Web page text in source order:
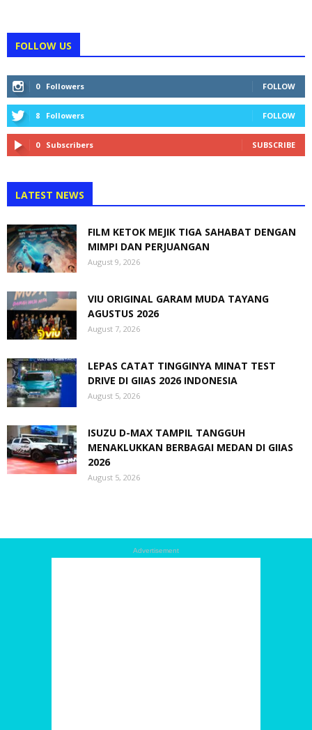
FOLLOW US
0 Followers FOLLOW
8 Followers FOLLOW
0 Subscribers SUBSCRIBE
LATEST NEWS
FILM KETOK MEJIK TIGA SAHABAT DENGAN
MIMPI DAN PERJUANGAN
August 9, 2026
VIU ORIGINAL GARAM MUDA TAYANG
AGUSTUS 2026
August 7, 2026
LEPAS CATAT TINGGINYA MINAT TEST
DRIVE DI GIIAS 2026 INDONESIA
August 5, 2026
ISUZU D-MAX TAMPIL TANGGUH
MENAKLUKKAN BERBAGAI MEDAN DI GIIAS
2026
August 5, 2026
Advertisement